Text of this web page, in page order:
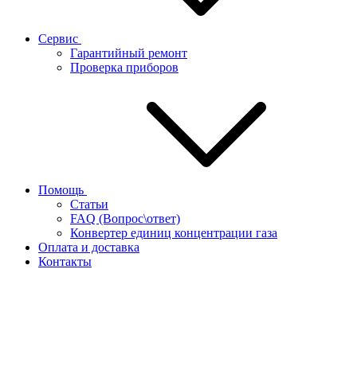
Сервис
Гарантийный ремонт
Проверка приборов
Помощь
Статьи
FAQ (Вопрос\ответ)
Конвертер единиц концентрации газа
Оплата и доставка
Контакты